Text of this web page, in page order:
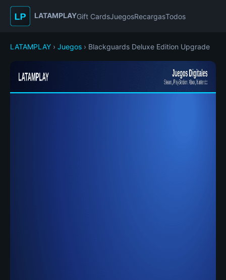
LATAMPLAYGift CardsJuegosRecargasTodos
LATAMPLAY › Juegos › Blackguards Deluxe Edition Upgrade